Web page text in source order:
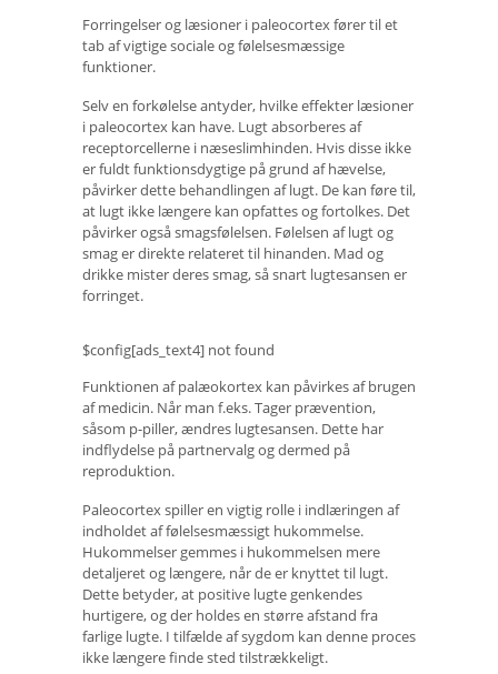
Forringelser og læsioner i paleocortex fører til et
tab af vigtige sociale og følelsesmæssige
funktioner.
Selv en forkølelse antyder, hvilke effekter læsioner
i paleocortex kan have. Lugt absorberes af
receptorcellerne i næseslimhinden. Hvis disse ikke
er fuldt funktionsdygtige på grund af hævelse,
påvirker dette behandlingen af ​​lugt. De kan føre til,
at lugt ikke længere kan opfattes og fortolkes. Det
påvirker også smagsfølelsen. Følelsen af ​​lugt og
smag er direkte relateret til hinanden. Mad og
drikke mister deres smag, så snart lugtesansen er
forringet.
$config[ads_text4] not found
Funktionen af ​​palæokortex kan påvirkes af brugen
af ​​medicin. Når man f.eks. Tager prævention,
såsom p-piller, ændres lugtesansen. Dette har
indflydelse på partnervalg og dermed på
reproduktion.
Paleocortex spiller en vigtig rolle i indlæringen af ​​
indholdet af følelsesmæssigt hukommelse.
Hukommelser gemmes i hukommelsen mere
detaljeret og længere, når de er knyttet til lugt.
Dette betyder, at positive lugte genkendes
hurtigere, og der holdes en større afstand fra
farlige lugte. I tilfælde af sygdom kan denne proces
ikke længere finde sted tilstrækkeligt.